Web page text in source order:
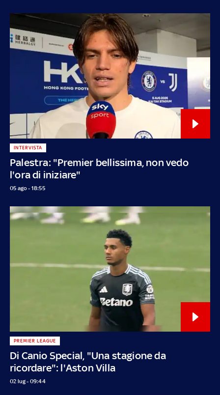
Palestra: "Premier bellissima, non vedo
l'ora di iniziare"
INTERVISTA
05 ago - 18:55
Di Canio Special, "Una stagione da
ricordare": l'Aston Villa
PREMIER LEAGUE
02 lug - 09:44